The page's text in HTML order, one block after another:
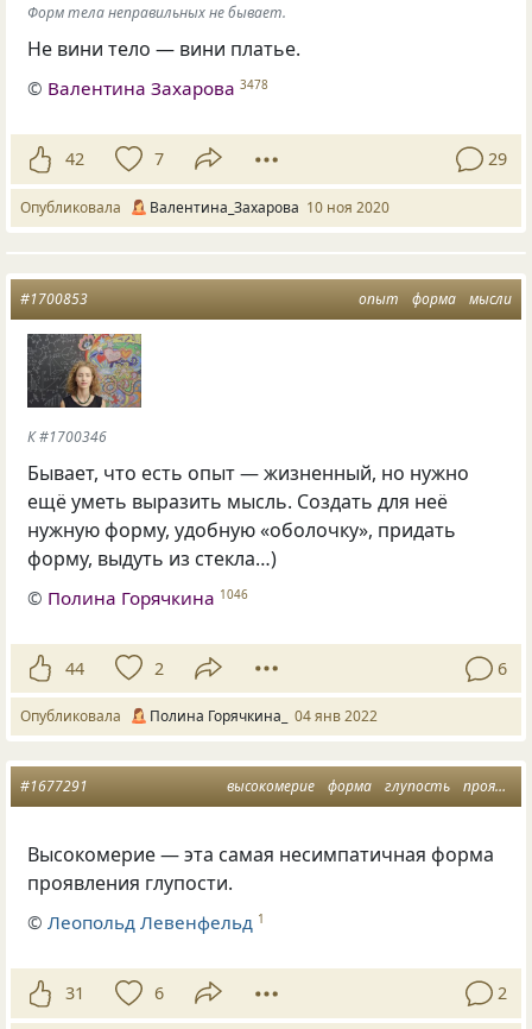
Форм тела неправильных не бывает.
Не вини тело — вини платье.
© Валентина Захарова 3478
42 7 29
Опубликовала Валентина_Захарова 10 ноя 2020
опыт форма мысли
#1700853
К #1700346
Бывает, что есть опыт — жизненный, но нужно
ещё уметь выразить мысль. Создать для неё
нужную форму, удобную «оболочку», придать
форму, выдуть из стекла…)
© Полина Горячкина 1046
44 2 6
Опубликовала Полина Горячкина_ 04 янв 2022
высокомерие форма глупость проявление
#1677291
Высокомерие — эта самая несимпатичная форма
проявления глупости.
©Леопольд Левенфельд 1
31 6 2